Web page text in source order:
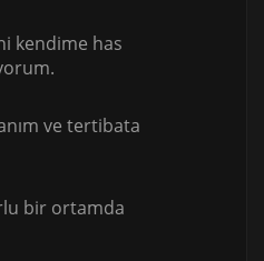
kendime has
ve tertibata
bir ortamda